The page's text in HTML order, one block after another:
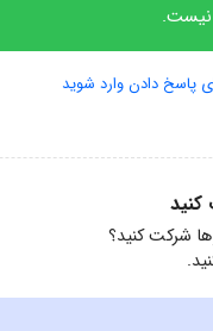
نیست.
پاسخ دادن وارد شوید
کنید
شرکت کنید؟